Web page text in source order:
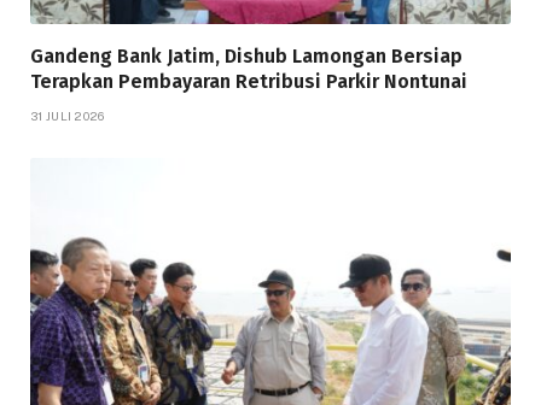
Gandeng Bank Jatim, Dishub Lamongan Bersiap
Terapkan Pembayaran Retribusi Parkir Nontunai
31 JULI 2026